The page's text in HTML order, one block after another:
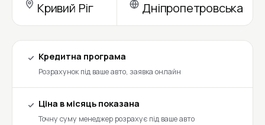
Кривий Ріг Дніпропетровська
Кредитна програма
Розрахунок під ваше авто, заявка онлайн
Ціна в місяць показана
Точну суму менеджер розрахує під ваше авто